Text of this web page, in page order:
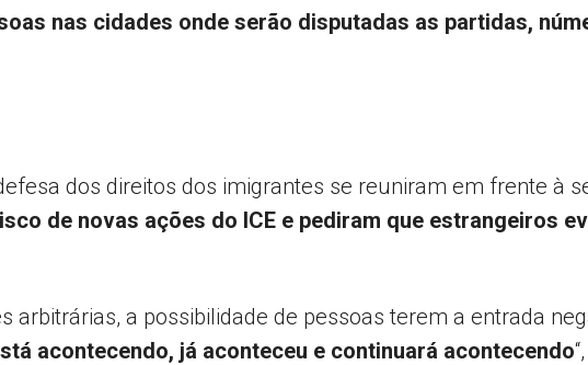
nas cidades onde serão disputadas as partidas,
dos direitos dos imigrantes se reuniram em frente à
de novas ações do ICE e pediram que estrangeiros
arbitrárias, a possibilidade de pessoas terem a entrada
acontecendo, já aconteceu e continuará acontecendo